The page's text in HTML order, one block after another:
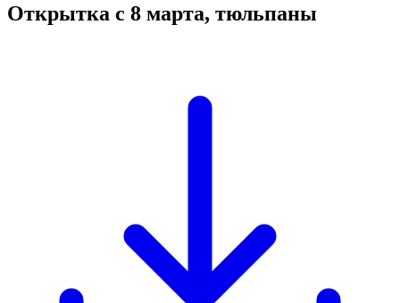
Открытка с 8 марта, тюльпаны